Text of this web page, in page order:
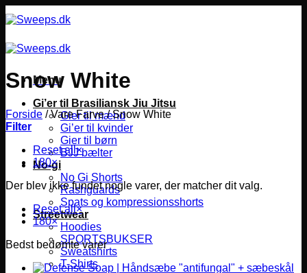
til
Menu
Gi’er til Brasiliansk Jiu Jitsu
Gier til mænd
Gi’er til kvinder
Gier til børn
BJJ bælter
No-gi
No Gi Shorts
Rashguards
Spats og kompressionsshorts
Streetwear
Hoodies
SPORTSBUKSER
Sweatshirts
T-Shirts
Snow White
Forside /Vare Farve/Snow White
Filter
Reset all×
180×
Der blev ikke fundet nogle varer, der matcher dit valg.
Reset all×
180×
Bedst bedømte varer